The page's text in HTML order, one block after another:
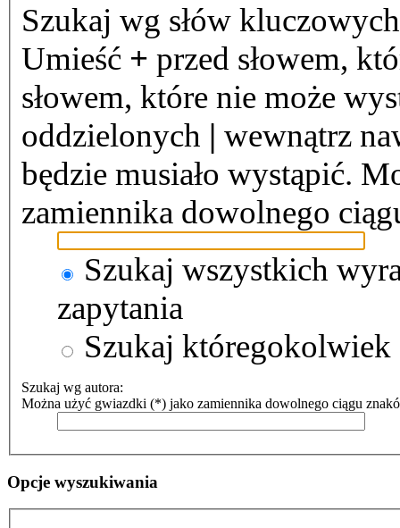
Szukaj wg słów
Umieść + przed słowem,
słowem, które nie może
oddzielonych | wewnątrz
będzie musiało wystąpić.
zamiennika dowolnego
Szukaj wszystkich
zapytania
Szukaj któregokolwiek
Szukaj wg autora:
Można użyć gwiazdki (*) jako zamiennika dowolnego ciągu
Opcje wyszukiwania